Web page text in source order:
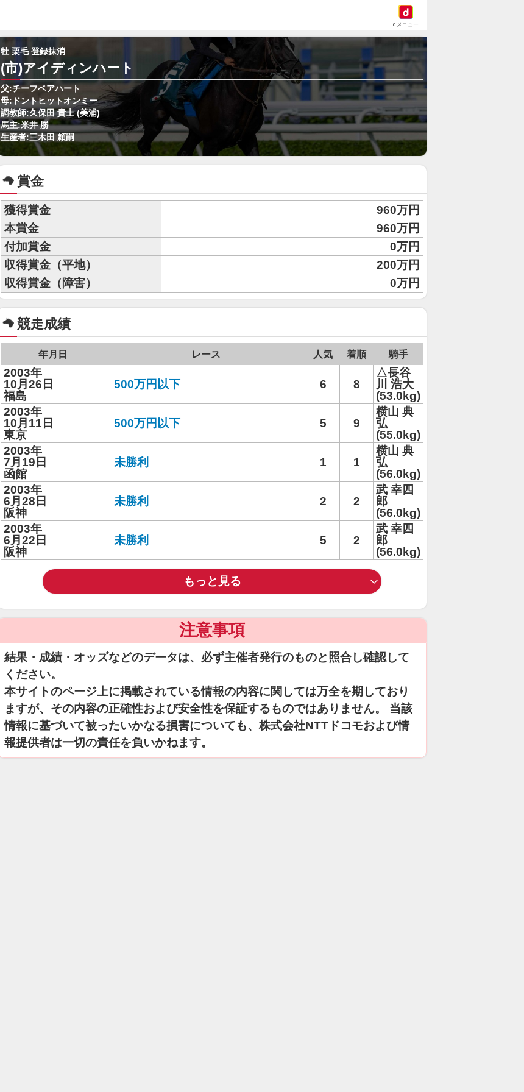
dメニュー
牡 栗毛 登録抹消
(市)アイディンハート
父:チーフベアハート
母:ドントヒットオンミー
調教師:久保田 貴士 (美浦)
馬主:米井 勝
生産者:三木田 頼嗣
賞金
獲得賞金
960万円
本賞金
960万円
付加賞金
0万円
収得賞金（平地）
200万円
収得賞金（障害）
0万円
競走成績
年月日 レース 人気 着順 騎手
2003年
10月26日
福島
500万円以下 6 8
△長谷
川 浩大
(53.0kg)
2003年
10月11日
東京
500万円以下 5 9
横山 典
弘
(55.0kg)
2003年
7月19日
函館
未勝利 1 1
横山 典
弘
(56.0kg)
2003年
6月28日
阪神
未勝利 2 2
武 幸四
郎
(56.0kg)
2003年
6月22日
阪神
未勝利 5 2
武 幸四
郎
(56.0kg)
もっと見る
注意事項
結果・成績・オッズなどのデータは、必ず主催者発行のものと照合し確認して
ください。
本サイトのページ上に掲載されている情報の内容に関しては万全を期しており
ますが、その内容の正確性および安全性を保証するものではありません。 当該
情報に基づいて被ったいかなる損害についても、株式会社NTTドコモおよび情
報提供者は一切の責任を負いかねます。